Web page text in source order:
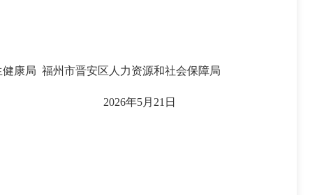
康局 福州市晋安区人力资源和社会保障局
2026年5月21日